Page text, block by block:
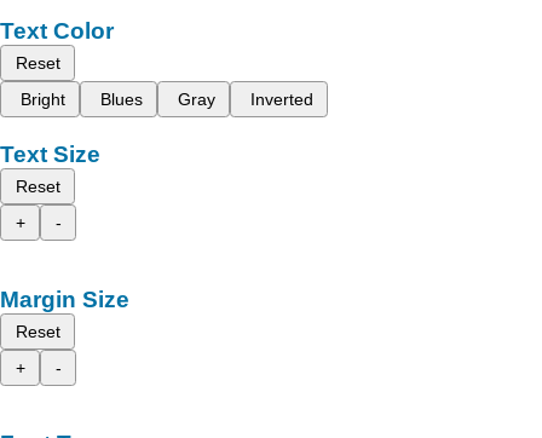
Text Color
Reset
Bright
Blues Gray Inverted
Text Size
Reset
+
-
Margin Size
Reset
+
-